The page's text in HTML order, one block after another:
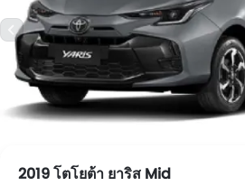
2019 โตโยต้า ยาริส Mid